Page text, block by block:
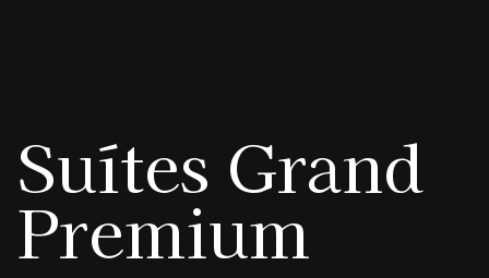
Suítes Grand
Premium